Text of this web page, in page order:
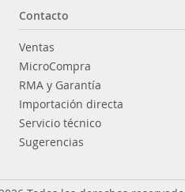
Contacto
Ventas
MicroCompra
RMA y Garantía
Importación directa
Servicio técnico
Sugerencias